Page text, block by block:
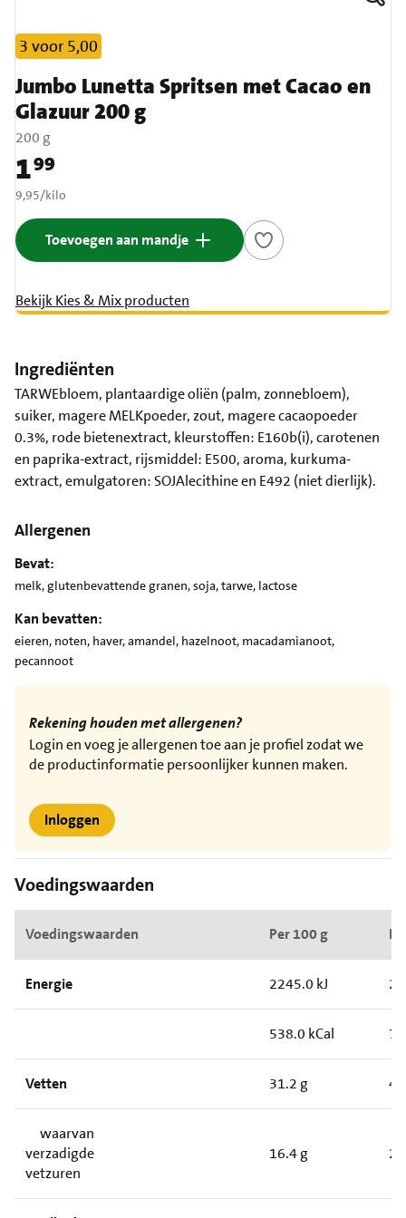
Jumbo Lunetta Spritsen met Cacao en
Glazuur 200 g
200 g
Prijs: € 1,99
199
€ 9,95 per kilo
9,95/kilo
Toevoegen aan mandje
3 voor 5,00
Bekijk Kies & Mix producten
Ingrediënten
TARWEbloem, plantaardige oliën (palm, zonnebloem),
suiker, magere MELKpoeder, zout, magere cacaopoeder
0.3%, rode bietenextract, kleurstoffen: E160b(i), carotenen
en paprika-extract, rijsmiddel: E500, aroma, kurkuma-
extract, emulgatoren: SOJAlecithine en E492 (niet dierlijk).
Allergenen
Bevat:
melk, glutenbevattende granen, soja, tarwe, lactose
Kan bevatten:
eieren, noten, haver, amandel, hazelnoot, macadamianoot,
pecannoot
Rekening houden met allergenen?
Login en voeg je allergenen toe aan je profiel zodat we
de productinformatie persoonlijker kunnen maken.
Inloggen
Voedingswaarden
Voedingswaarden Per 100 g
Energie 2245.0 kJ
538.0 kCal
Vetten 31.2 g
waarvan
verzadigde
vetzuren
16.4 g